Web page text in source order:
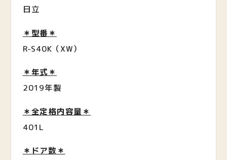
日立
＊型番＊
R-S40K（XW）
＊年式＊
2019年製
＊全定格内容量＊
401L
＊ドア数＊